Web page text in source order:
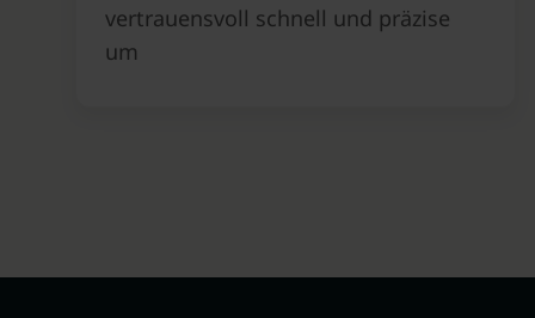
vertrauensvoll schnell und präzise
um